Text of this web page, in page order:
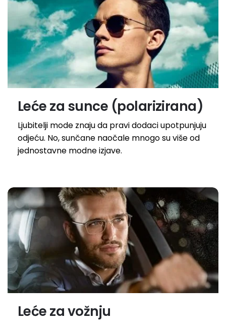
Leće za sunce (polarizirana)
Ljubitelji mode znaju da pravi dodaci upotpunjuju
odjeću. No, sunčane naočale mnogo su više od
jednostavne modne izjave.
Leće za vožnju